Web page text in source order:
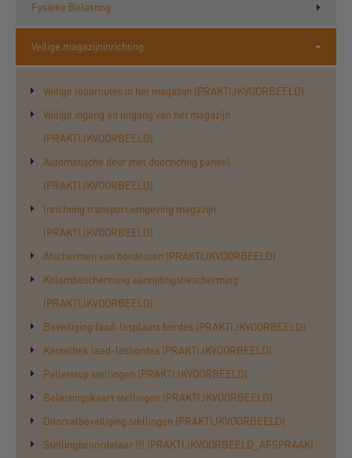
Fysieke Belasting
Veilige magazijninrichting
Veilige looproutes in het magazijn (PRAKTIJKVOORBEELD)
Veilige ingang en uitgang van het magazijn
(PRAKTIJKVOORBEELD)
Automatische deur met doorzichtig paneel
(PRAKTIJKVOORBEELD)
Inrichting transport omgeving magazijn
(PRAKTIJKVOORBEELD)
Afschermen van bordessen (PRAKTIJKVOORBEELD)
Kolombescherming aanrijdingsbescherming
(PRAKTIJKVOORBEELD)
Beveiliging laad-losplaats bordes (PRAKTIJKVOORBEELD)
Kantelhek laad-losbordes (PRAKTIJKVOORBEELD)
Palletstop stellingen (PRAKTIJKVOORBEELD)
Belastingskaart stellingen (PRAKTIJKVOORBEELD)
Doorvalbeveiliging stellingen (PRAKTIJKVOORBEELD)
Stellingbeoordelaar !!! (PRAKTIJKVOORBEELD_AFSPRAAK)